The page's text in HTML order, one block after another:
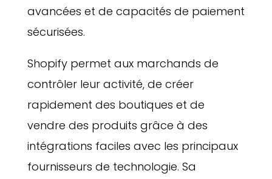
avancées et de capacités de paiement
sécurisées.
Shopify permet aux marchands de
contrôler leur activité, de créer
rapidement des boutiques et de
vendre des produits grâce à des
intégrations faciles avec les principaux
fournisseurs de technologie. Sa